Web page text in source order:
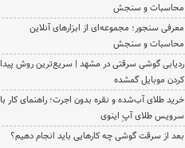
محاسبات و سنجش
معرفی سنجور؛ مجموعه‌ای از ابزارهای آنلاین
محاسبات و سنجش
ردیابی گوشی سرقتی در مشهد | سریع‌ترین روش پیدا
کردن موبایل گمشده
خرید طلای آب‌شده و نقره بدون اجرت؛ راهنمای کار با
سرویس طلای آپِ اینوی
بعد از سرقت گوشی چه کارهایی باید انجام دهیم؟